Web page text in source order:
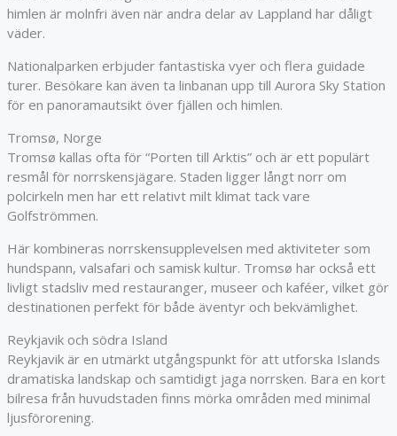
himlen är molnfri även när andra delar av Lappland har dåligt
väder.
Nationalparken erbjuder fantastiska vyer och flera guidade
turer. Besökare kan även ta linbanan upp till Aurora Sky Station
för en panoramautsikt över fjällen och himlen.
Tromsø, Norge
Tromsø kallas ofta för “Porten till Arktis” och är ett populärt
resmål för norrskensjägare. Staden ligger långt norr om
polcirkeln men har ett relativt milt klimat tack vare
Golfströmmen.
Här kombineras norrskensupplevelsen med aktiviteter som
hundspann, valsafari och samisk kultur. Tromsø har också ett
livligt stadsliv med restauranger, museer och kaféer, vilket gör
destinationen perfekt för både äventyr och bekvämlighet.
Reykjavik och södra Island
Reykjavik är en utmärkt utgångspunkt för att utforska Islands
dramatiska landskap och samtidigt jaga norrsken. Bara en kort
bilresa från huvudstaden finns mörka områden med minimal
ljusförorening.